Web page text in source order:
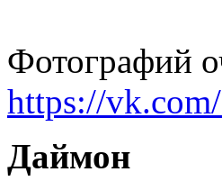
Фотографий
https://
Даймон